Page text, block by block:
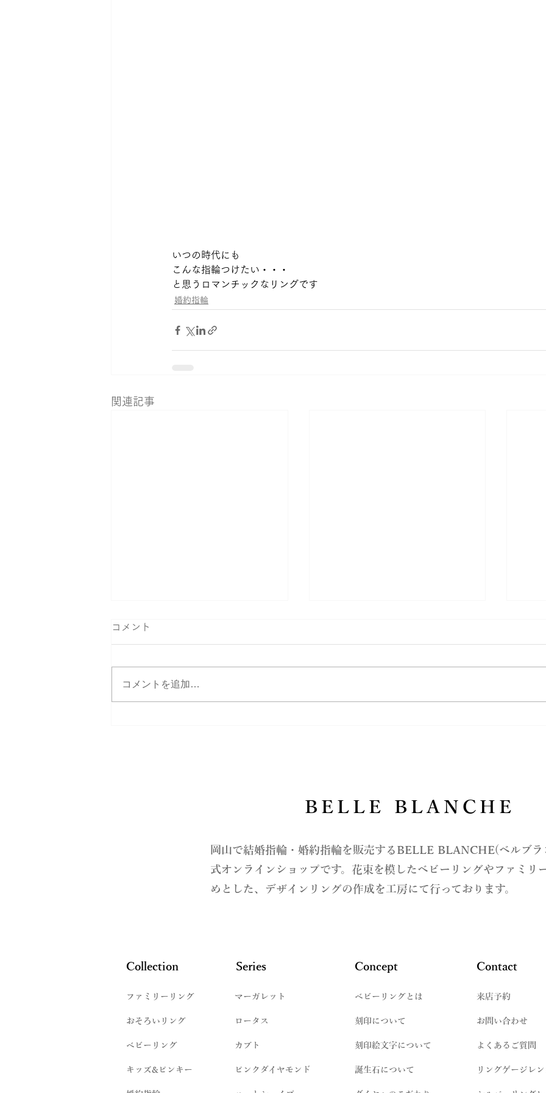
いつの時代にも
こんな指輪つけたい・・・
と思うロマンチックなリングです
婚約指輪
関連記事
コメント
コメントを追加…
BELLE BLANCHE
岡山で結婚指輪・婚約指輪を販売するBELLE BLANCHE(ベルブラ
式オンラインショップです。花束を模したベビーリングやファミリ
めとした、デザインリングの作成を工房にて行っております。
Collection
ファミリーリング
​おそろいリング
ベビーリング
キッズ&ピンキー
Series
マーガレット
ロータス
カブト
ピンクダイヤモンド
Concept
​ベビーリングとは
刻印について
刻印絵文字について
誕生石について
Contact
来店予約
お問い合わせ
よくあるご質問
リングゲージレ